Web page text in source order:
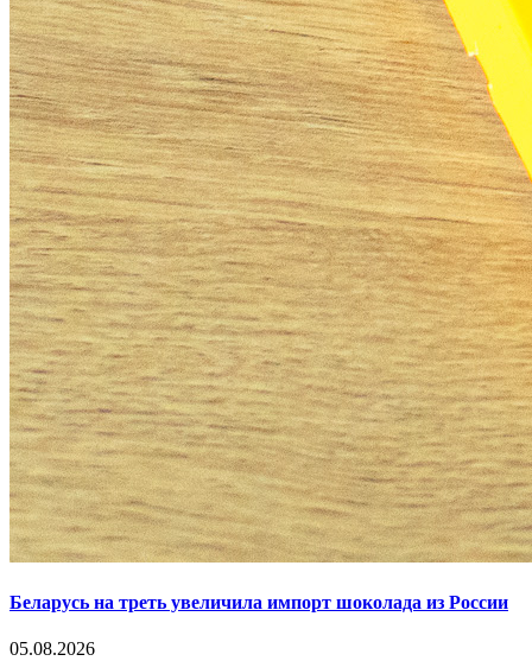
Беларусь на треть увеличила импорт шоколада из России
05.08.2026